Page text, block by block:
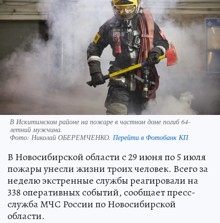
В Искитимском районе на пожаре в частном доме погиб 64-
летний мужчина.
Фото: Николай ОБЕРЕМЧЕНКО. Перейти в Фотобанк КП
В Новосибирской области с 29 июня по 5 июля
пожары унесли жизни троих человек. Всего за
неделю экстренные службы реагировали на
338 оперативных событий, сообщает пресс-
служба МЧС России по Новосибирской
области.